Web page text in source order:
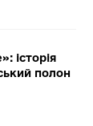
історія
полон